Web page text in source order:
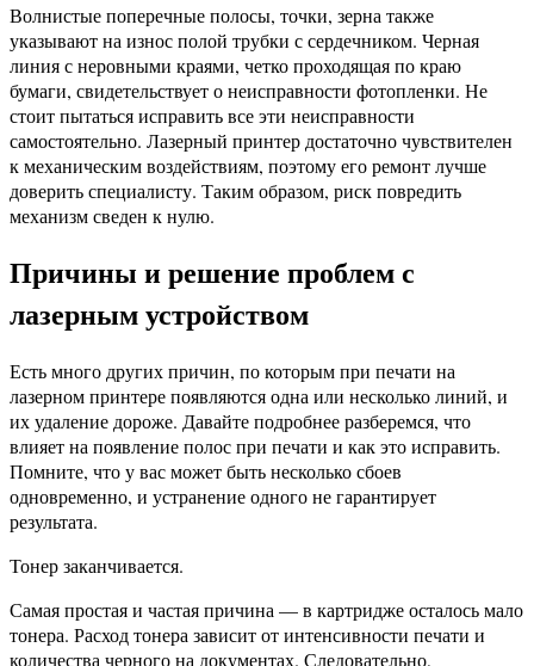
Волнистые поперечные полосы, точки, зерна также
указывают на износ полой трубки с сердечником. Черная
линия с неровными краями, четко проходящая по краю
бумаги, свидетельствует о неисправности фотопленки. Не
стоит пытаться исправить все эти неисправности
самостоятельно. Лазерный принтер достаточно чувствителен
к механическим воздействиям, поэтому его ремонт лучше
доверить специалисту. Таким образом, риск повредить
механизм сведен к нулю.
Причины и решение проблем с
лазерным устройством
Есть много других причин, по которым при печати на
лазерном принтере появляются одна или несколько линий, и
их удаление дороже. Давайте подробнее разберемся, что
влияет на появление полос при печати и как это исправить.
Помните, что у вас может быть несколько сбоев
одновременно, и устранение одного не гарантирует
результата.
Тонер заканчивается.
Самая простая и частая причина — в картридже осталось мало
тонера. Расход тонера зависит от интенсивности печати и
количества черного на документах. Следовательно,